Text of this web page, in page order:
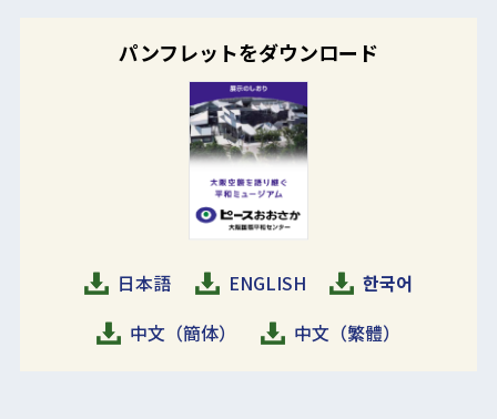
パンフレットをダウンロード
日本語 ENGLISH
한국어
中文（簡体）
中文（繁體）